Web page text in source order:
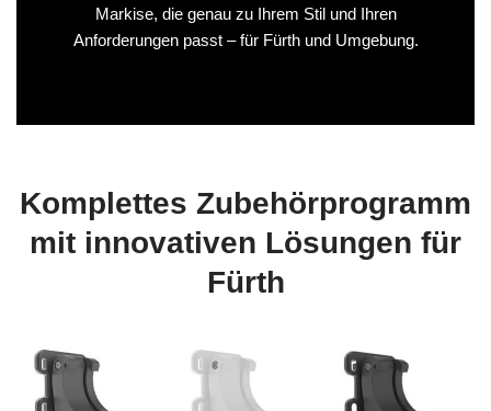
Markise, die genau zu Ihrem Stil und Ihren
Anforderungen passt – für Fürth und Umgebung.
Komplettes Zubehörprogramm
mit innovativen Lösungen für
Fürth